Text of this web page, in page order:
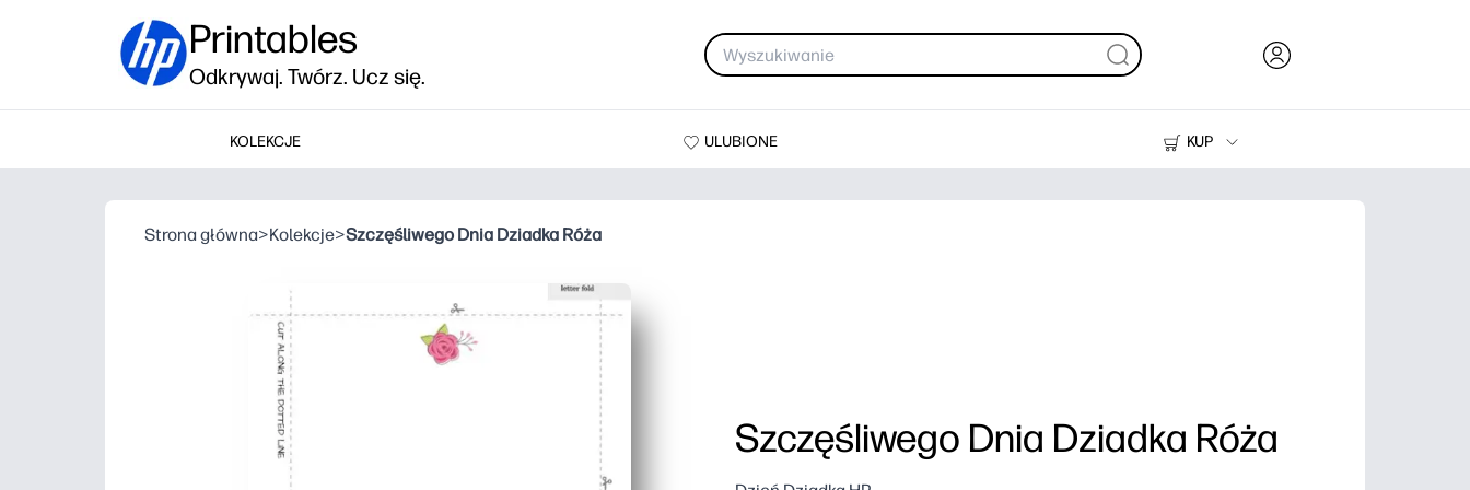
Printables
Odkrywaj. Twórz. Ucz się.
KOLEKCJE ULUBIONE
KUP
Drukarki do domu
Strona główna>Kolekcje>Szczęśliwego Dnia Dziadka Róża
Szczęśliwego Dnia Dziadka Róża